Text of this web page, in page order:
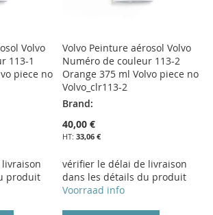
Volvo
113-1
piece no
produit
Volvo Peinture aérosol Volvo
Numéro de couleur 113-2
Orange 375 ml Volvo piece no
Volvo_clr113-2
Brand:
40,00 €
33,06 €
vérifier le délai de livraison
dans les détails du produit
Voorraad info